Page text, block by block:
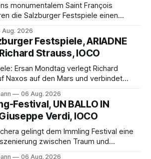
monumentalem Saint François
die Salzburger Festspiele einen
Maxime Pascal entfaltet
eindrucksvoll, Philippe Sly berührt als
Aug. 2026
Festspiele, ARIADNE
Strauss, IOCO
Ersan Mondtag verlegt Richard
Naxos auf den Mars und verbindet
Solisten und den Wiener
bleibt der zweite Akt jedoch
zurück.
06 Aug. 2026
Festival, UN BALLO IN
Verdi, IOCO
gelingt dem Immling Festival eine
zwischen Traum und
06 Aug. 2026